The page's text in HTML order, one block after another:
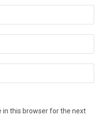
in this browser for the next